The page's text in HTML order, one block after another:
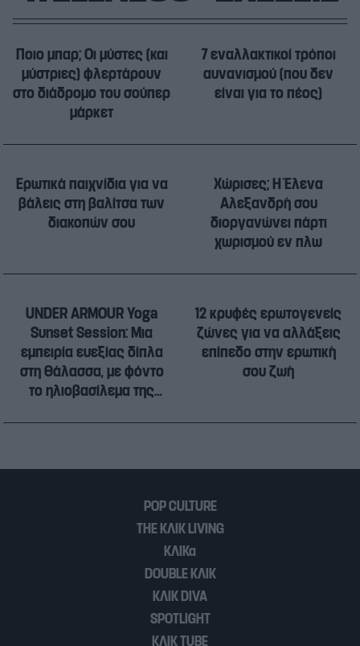
Ποιο μπαρ; Οι μύστες (και
μύστριες) φλερτάρουν
στο διάδρομο του σούπερ
μάρκετ
7 εναλλακτικοί τρόποι
αυνανισμού (που δεν
είναι για το πέος)
Ερωτικά παιχνίδια για να
βάλεις στη βαλίτσα των
διακοπών σου
Χώρισες; Η Έλενα
Αλεξανδρή σου
διοργανώνει πάρτι
χωρισμού εν πλω
UNDER ARMOUR Yoga
Sunset Session: Μια
εμπειρία ευεξίας δίπλα
στη θάλασσα, με φόντο
το ηλιοβασίλεμα της
12 κρυφές ερωτογενείς
ζώνες για να αλλάξεις
επίπεδο στην ερωτική
σου ζωή
POP CULTURE
THE ΚΛΙΚ LIVING
ΚΛΙΚα
DOUBLE ΚΛΙΚ
ΚΛΙΚ DIVA
SPOTLIGHT
ΚΛΙΚ TUBE